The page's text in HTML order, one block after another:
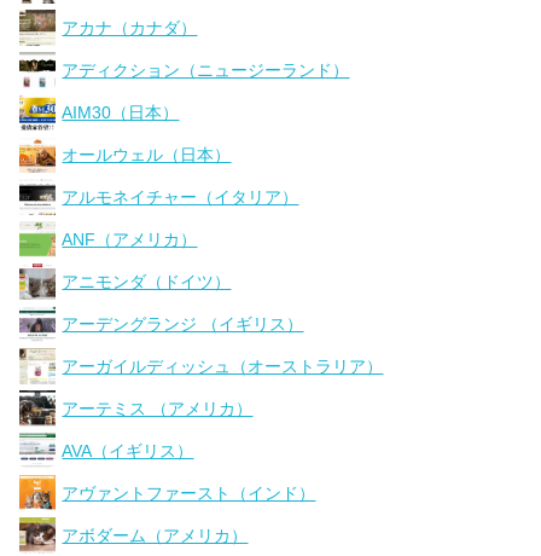
アカナ（カナダ）
アディクション（ニュージーランド）
AIM30（日本）
オールウェル（日本）
アルモネイチャー（イタリア）
ANF（アメリカ）
アニモンダ（ドイツ）
アーデングランジ （イギリス）
アーガイルディッシュ（オーストラリア）
アーテミス （アメリカ）
AVA（イギリス）
アヴァントファースト（インド）
アボダーム（アメリカ）